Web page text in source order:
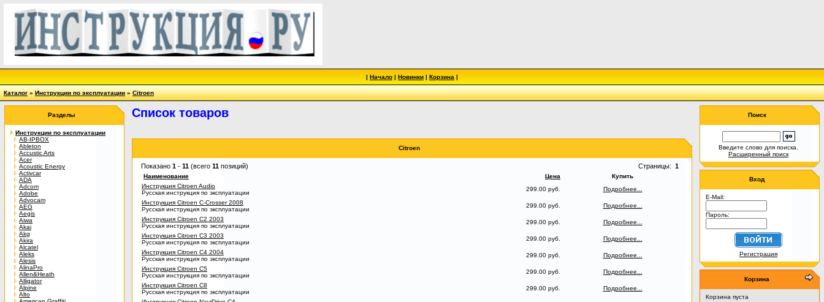
| Начало | Новинки | Корзина |
Каталог»Инструкции по эксплуатации»Citroen
Разделы
Инструкции по эксплуатации
AB-IPBOX
Ableton
Accustic Arts
Acer
Acoustic Energy
Activcar
ADA
Adcom
Adobe
Advocam
AEG
Aegis
Aiwa
Akai
Akg
Akira
Alcatel
Aleks
Alesis
AlinaPro
Allen&Heath
Alligator
Alpine
Alto
Список товаров
Citroen
Показано 1 - 11 (всего 11 позиций) Страницы: 1
Наименование Цена
Купить
Инструкция Citroen Audio
Русская инструкция по эксплуатации
299.00 руб.
Подробнее...
Инструкция Citroen C-Crosser 2008
Русская инструкция по эксплуатации
299.00 руб.
Подробнее...
Инструкция Citroen C2 2003
Русская инструкция по эксплуатации
299.00 руб.
Подробнее...
Инструкция Citroen C3 2003
Русская инструкция по эксплуатации
299.00 руб.
Подробнее...
Инструкция Citroen C4 2004
Русская инструкция по эксплуатации
299.00 руб.
Подробнее...
Инструкция Citroen C5
Русская инструкция по эксплуатации
299.00 руб.
Подробнее...
Инструкция Citroen C8
Русская инструкция по эксплуатации
299.00 руб.
Подробнее...
Поиск
Введите слово для поиска.
Расширенный поиск
Вход
E-Mail:
Пароль:
Регистрация
Корзина
Корзина пуста